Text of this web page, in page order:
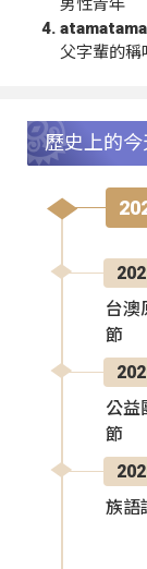
男性青年
atamatama
父字輩的稱
歷史上的今
台澳
節
公益
節
族語